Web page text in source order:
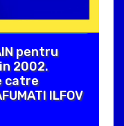
pentru
2002.
catre
ILFOV